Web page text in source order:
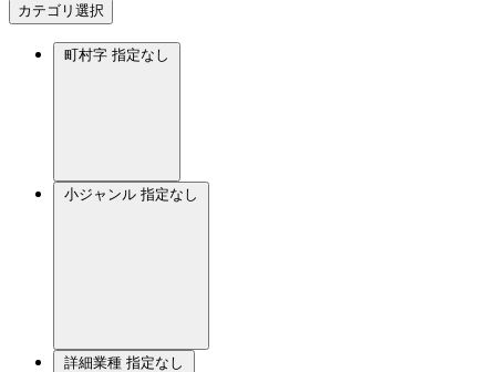
カテゴリ選択
町村字 指定なし
小ジャンル 指定なし
詳細業種 指定なし